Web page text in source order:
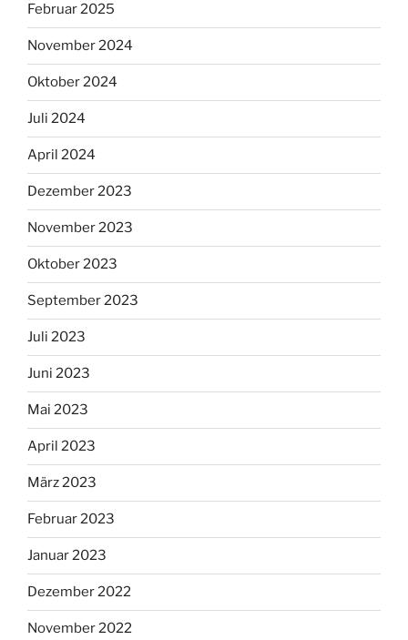
Februar 2025
November 2024
Oktober 2024
Juli 2024
April 2024
Dezember 2023
November 2023
Oktober 2023
September 2023
Juli 2023
Juni 2023
Mai 2023
April 2023
März 2023
Februar 2023
Januar 2023
Dezember 2022
November 2022